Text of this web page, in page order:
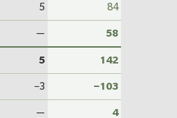
5 84
— 58
5 142
−3 −103
— 4